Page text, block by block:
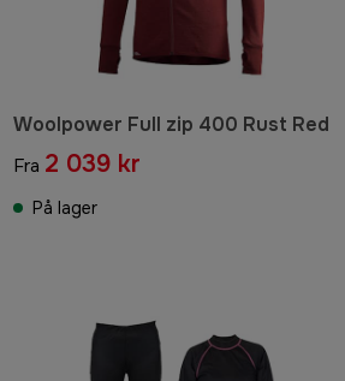
Woolpower Full zip 400 Rust Red
Fra 2 039 kr
På lager